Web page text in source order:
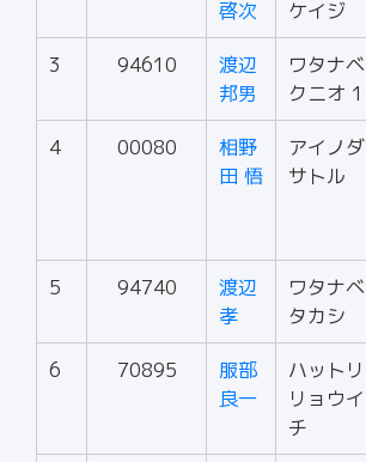
啓次
ケイジ
3 94610
渡辺
邦男
ワタナベ
クニオ 1
4 00080
相野
田 悟
アイノダ
サトル
5 94740
渡辺
孝
ワタナベ
タカシ
6 70895
服部
良一
ハットリ
リョウイ
チ